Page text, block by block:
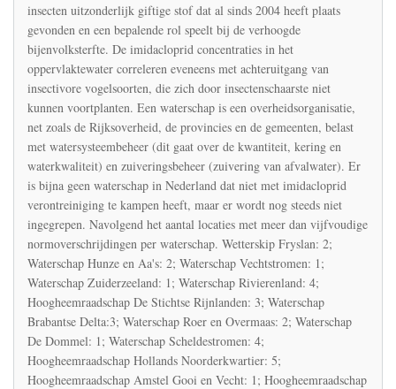
2004
bezoedeld
met
insectenkiller
imidacloprid
insecten uitzonderlijk giftige stof dat al sinds 2004 heeft plaats
gevonden en een bepalende rol speelt bij de verhoogde
bijenvolksterfte. De imidacloprid concentraties in het
oppervlaktewater correleren eveneens met achteruitgang van
insectivore vogelsoorten, die zich door insectenschaarste niet
kunnen voortplanten. Een waterschap is een overheidsorganisatie,
net zoals de Rijksoverheid, de provincies en de gemeenten, belast
met watersysteembeheer (dit gaat over de kwantiteit, kering en
waterkwaliteit) en zuiveringsbeheer (zuivering van afvalwater). Er
is bijna geen waterschap in Nederland dat niet met imidacloprid
verontreiniging te kampen heeft, maar er wordt nog steeds niet
ingegrepen. Navolgend het aantal locaties met meer dan vijfvoudige
normoverschrijdingen per waterschap. Wetterskip Fryslan: 2;
Waterschap Hunze en Aa's: 2; Waterschap Vechtstromen: 1;
Waterschap Zuiderzeeland: 1; Waterschap Rivierenland: 4;
Hoogheemraadschap De Stichtse Rijnlanden: 3; Waterschap
Brabantse Delta:3; Waterschap Roer en Overmaas: 2; Waterschap
De Dommel: 1; Waterschap Scheldestromen: 4;
Hoogheemraadschap Hollands Noorderkwartier: 5;
Hoogheemraadschap Amstel Gooi en Vecht: 1; Hoogheemraadschap